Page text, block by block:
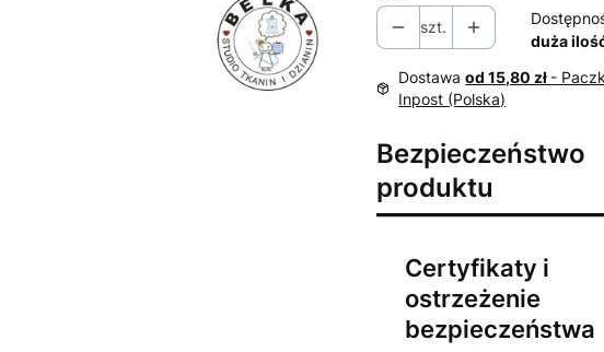
szt.
duża
Dostawaod 15,80 zł -
Inpost (Polska)
Bezpieczeństwo
produktu
Certyfikaty i
ostrzeżenie
bezpieczeństwa